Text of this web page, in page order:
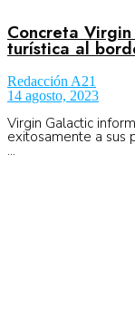
Concreta
turística al
Redacción A21
14 agosto, 2023
Virgin Galactic
exitosamente a sus
...